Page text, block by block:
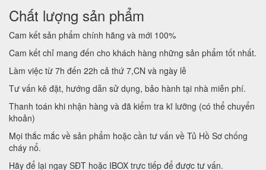
Chất lượng sản phẩm
Cam kết sản phẩm chính hãng và mới 100%
Cam kết chỉ mang đến cho khách hàng những sản phẩm tốt nhất.
Làm việc từ 7h đến 22h cả thứ 7,CN và ngày lễ
Tư vấn kê đặt, hướng dẫn sử dụng, bảo hành tại nhà miễn phí.
Thanh toán khi nhận hàng và đã kiểm tra kĩ lưỡng (có thể chuyển
khoản)
Mọi thắc mắc về sản phẩm hoặc cần tư vấn về Tủ Hồ Sơ chống
cháy nổ.
Hãy để lại ngay SĐT hoặc IBOX trực tiếp để được tư vấn.